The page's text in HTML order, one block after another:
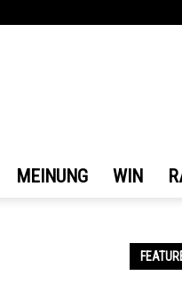
MEINUNG WIN